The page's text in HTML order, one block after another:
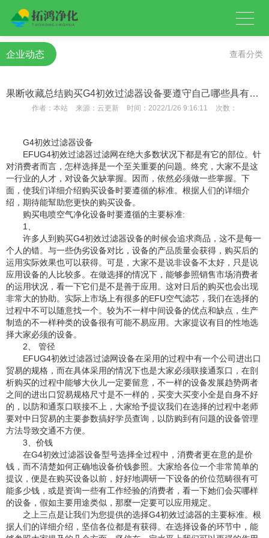
企业动态 查看分类
果断收藏总结购买G4初效过滤器设备要遵守自己哪些具有重要发展原则
作者： 本站 来源： 云更新 时间： 2022/1/26 9:16:11 次数：
G4初效过滤器设备
EFUG4初效过滤器过滤网在绝大多数状况下都是有它的部位。针
对消费者而言，怎样选择是一个至关重要的问题。终究，大家不是这
一行业的人才，对设备欠缺掌握。因而，依然必须做一些掌握。下
面，使我们详细介绍购买设备时要遵循的标准。根据人们的详细介
绍，期待能幫助您更快的购买设备。
购买电喷空气净化设备时要遵循的主要标准:
1、
许多人到购买G4初效过滤器设备的时候会追求商品，这不是每一
个人的错。与一些伪劣设备对比，设备的产品质量会获得，购买后的
运用实际效果也可以获得。可是，大家不是说非设备不太好，只是说
应用设备的人比较多。在做选择的情况下，能够参照销售市场消费者
的运用状况，看一下它们是不是善于应用。这对日后的购买也会出现
非常大的协助。实际上市场上有很多的EFU空气滤芯，我们在选择的
过程中不可以随意找一个。较为不一样中间设备的优点和缺点，生产
制造的不一样种类的设备很有可能不易应用。大家提议有目的性地选
择大家必须的设备。
2、 管径
EFUG4初效过滤器过滤网设备在采用的过程中有一个公司进出口
贸易的规格，而在具体采用的情况下也是大家必须联接通泵口，在剖
析购买的过程中能够大伙儿一定要留意，不一样的设备发展趋势两者
之间的进出口贸易规格尺寸是不一样的，买变大买变小全是自身不好
的，以防和通泵口联接不上，大家给予提议我们在选择的过程中老师
要对中日贸易的主要参数搞好学员查询，以防购到有问题的设备管理
方法导致交通不方便。
3、价钱
在G4初效过滤器设备型号选择全过程中，消费者更在意的是价
钱，而不清楚如何正确地设备价钱参照。大家给各位一个非常简单的
提议，便是在购买设备以前，好好地调研一下设备的价位范畴很有可
能多少钱，或是资询一些有工作经验的消费者，看一下她们会买哪样
的设备，假如主要用途类似，那麼一定要可以应用规定。
之上三点是让我们为您提供的选择G4初效过滤器的主要标准。根
据人们的详细介绍，坚信各位都是有获得。在选择设备的环节中，能